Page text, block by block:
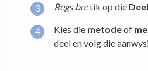
Regs bo:tik op die
Kies die metodeof
deel en volg die